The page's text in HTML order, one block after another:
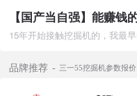
品牌推荐 三一55挖掘机参数报价